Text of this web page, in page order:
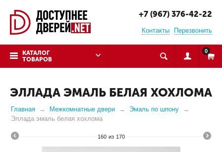
+7 (967) 376-42-22
Контакты Перезвонить
КАТАЛОГ
ТОВАРОВ
0
ЭЛЛАДА ЭМАЛЬ БЕЛАЯ ХОХЛОМА
Главная Межкомнатные двери
Эмаль по шпону
Эллада эмаль белая хохлома
160 из 170